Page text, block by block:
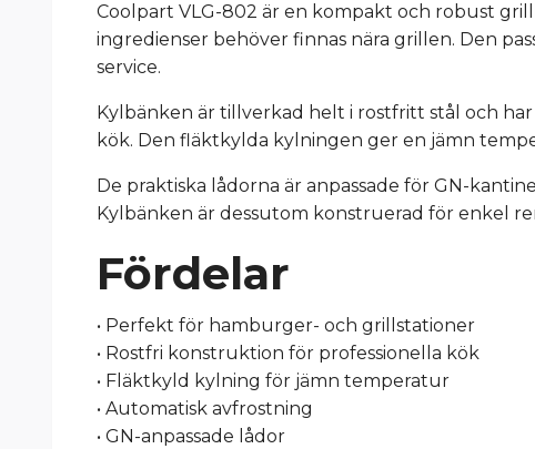
Coolpart VLG-802 är en kompakt och robust
ingredienser behöver finnas nära grillen. Den
service.
Kylbänken är tillverkad helt i rostfritt stål och
kök. Den fläktkylda kylningen ger en jämn
De praktiska lådorna är anpassade för GN-
Kylbänken är dessutom konstruerad för enkel
Fördelar
• Perfekt för hamburger- och grillstationer
• Rostfri konstruktion för professionella kök
• Fläktkyld kylning för jämn temperatur
• Automatisk avfrostning
• GN-anpassade lådor